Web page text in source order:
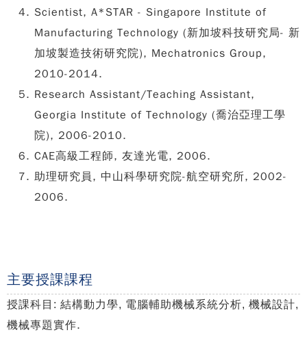
Scientist, A*STAR - Singapore Institute of
Manufacturing Technology (新加坡科技研究局- 新
加坡製造技術研究院), Mechatronics Group,
2010-2014.
Research Assistant/Teaching Assistant,
Georgia Institute of Technology (喬治亞理工學
院), 2006-2010.
CAE高級工程師, 友達光電, 2006.
助理研究員, 中山科學研究院-航空研究所, 2002-
2006.
主要授課課程
授課科目: 結構動力學, 電腦輔助機械系統分析, 機械設計,
機械專題實作.